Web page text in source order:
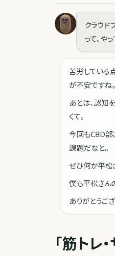
クラウド
って、や
苦労している
が不安ですね。
あとは、認知
くて。
今回もCBD部
課題だなと。
ぜひ何か平松
僕も平松さん
ありがとうござ
「筋トレ